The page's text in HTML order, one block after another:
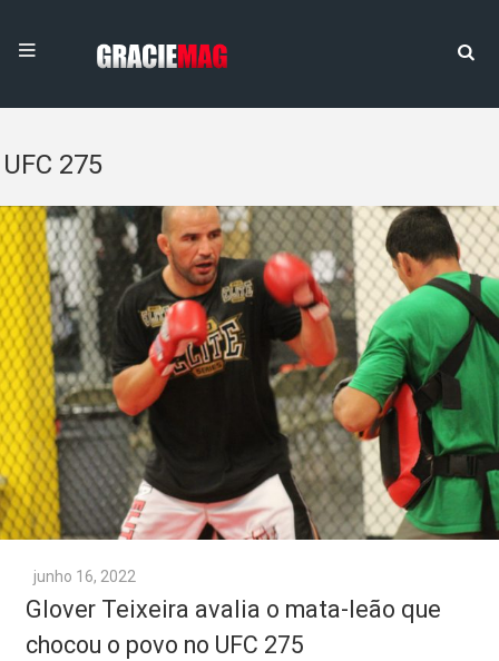
UFC 275
junho 16, 2022
Glover Teixeira avalia o mata-leão que
chocou o povo no UFC 275